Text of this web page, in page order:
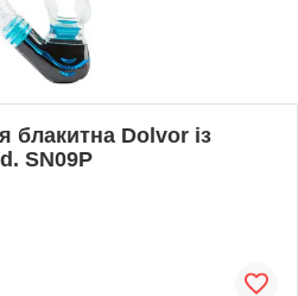
блакитна Dolvor із
SN09P